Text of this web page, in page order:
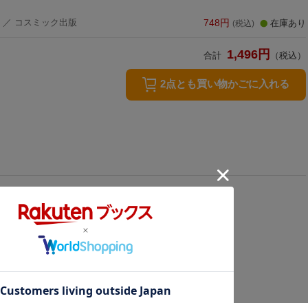
／ コスミック出版 748円 (税込) 在庫あり
合計 1,496 円 （税込）
2点とも買い物かごに入れる